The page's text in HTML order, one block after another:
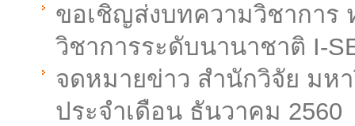
ขอเชิญส่งบทความวิชาการ
วิชาการระดับนานาชาติ I-
จดหมายข่าว สำนักวิจัย ม
ประจำเดือน ธันวาคม 2560